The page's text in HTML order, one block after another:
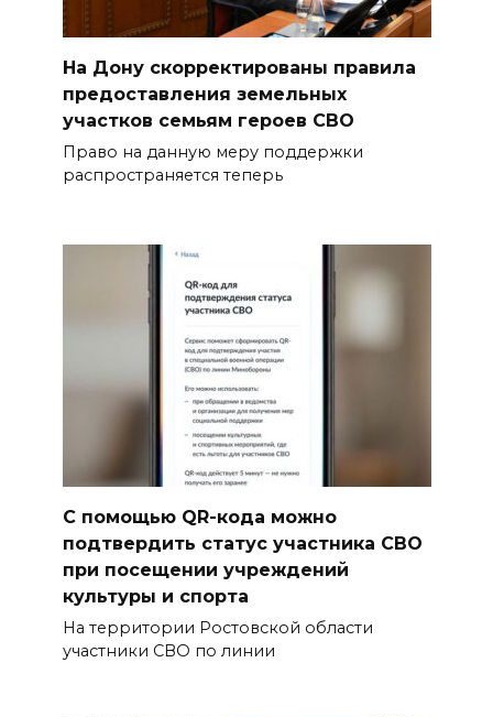
На Дону скорректированы правила
предоставления земельных
участков семьям героев СВО
Право на данную меру поддержки
распространяется теперь
С помощью QR-кода можно
подтвердить статус участника СВО
при посещении учреждений
культуры и спорта
На территории Ростовской области
участники СВО по линии